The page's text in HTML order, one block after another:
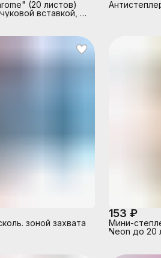
(20 листов)
вставкой, с
зоной захвата
153 ₽
Мини-
Neon до 20